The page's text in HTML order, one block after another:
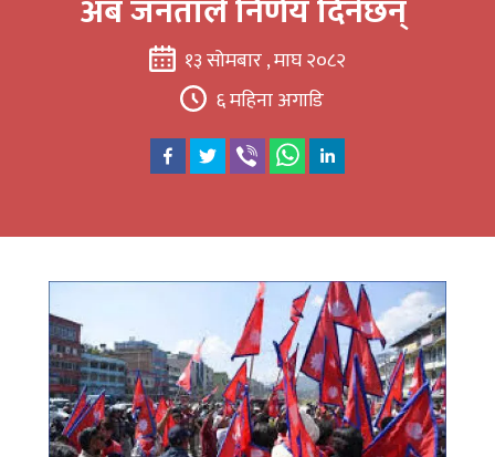
अब जनताले निर्णय दिनेछन्
१३ सोमबार , माघ २०८२
६ महिना अगाडि